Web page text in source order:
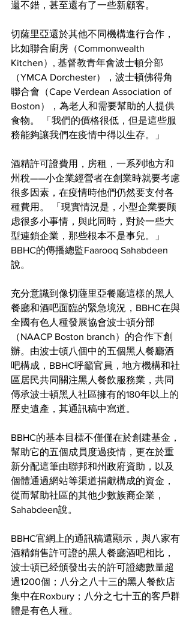
還不錯，甚至還有了一些新顧客。
切薩里亞還於其他不同機構進行合作，
比如聯合廚房（Commonwealth
Kitchen）, 基督教青年會波士頓分部
（YMCA Dorchester），波士頓佛得角
聯合會（Cape Verdean Association of
Boston），為老人和需要幫助的人提供
食物。 「我們的價格很低，但是這些服
務能夠讓我們在疫情中得以生存。」
酒精許可證費用，房租，一系列地方和
州稅——小企業經營者在創業時就要考慮
很多因素，在疫情時他們仍然要支付各
種費用。 「現實情況是，小型企業要顾
虑很多小事情，與此同時，對於一些大
型連鎖企業，那些根本不是事兒。」
BBHC的傳播總監Faarooq Sahabdeen
說。
充分意識到像切薩里亞餐廳這樣的黑人
餐廳和酒吧面臨的緊急境況，BBHC在與
全國有色人種發展協會波士頓分部
（NAACP Boston branch）的合作下創
辦。由波士頓八個中的五個黑人餐廳酒
吧構成，BBHC呼籲官員，地方機構和社
區居民共同關注黑人餐飲服務業，共同
傳承波士頓黑人社區擁有的180年以上的
歷史遺產，其通訊稿中寫道。
BBHC的基本目標不僅僅在於創建基金，
幫助它的五個成員度過疫情，更在於重
新分配這筆由聯邦和州政府資助，以及
個體通過網站等渠道捐獻構成的資金，
從而幫助社區的其他少數族裔企業，
Sahabdeen說。
BBHC官網上的通訊稿還顯示，與八家有
酒精銷售許可證的黑人餐廳酒吧相比，
波士頓已经頒發出去的許可證總數量超
過1200個；八分之八十三的黑人餐飲店
集中在Roxbury；八分之七十五的客戶群
體是有色人種。